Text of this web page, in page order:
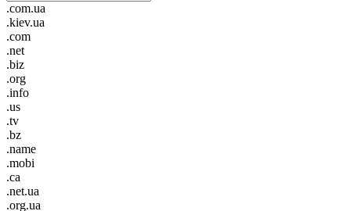
.com.ua
.kiev.ua
.com
.net
.biz
.org
.info
.us
.tv
.bz
.name
.mobi
.ca
.net.ua
.org.ua